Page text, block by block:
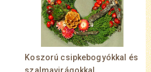
Koszorú csipkebogyókkal és